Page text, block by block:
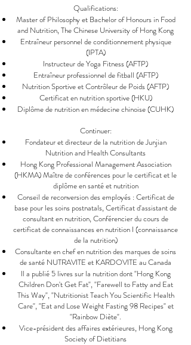
Qualifications:
Master of Philosophy et Bachelor of Honours in Food
and Nutrition, The Chinese University of Hong Kong
Entraîneur personnel de conditionnement physique
(IPTA)
Instructeur de Yoga Fitness (AFTP)
Entraîneur professionnel de fitball (AFTP)
Nutrition Sportive et Contrôleur de Poids (AFTP)
Certificat en nutrition sportive (HKU)
Diplôme de nutrition en médecine chinoise (CUHK)
Continuer:
Fondateur et directeur de la nutrition de Junjian
Nutrition and Health Consultants
Hong Kong Professional Management Association
(HKMA) Maître de conférences pour le certificat et le
diplôme en santé et nutrition
Conseil de reconversion des employés : Certificat de
base pour les soins postnatals, Certificat d'assistant de
consultant en nutrition, Conférencier du cours de
certificat de connaissances en nutrition I (connaissance
de la nutrition)
Consultante en chef en nutrition des marques de soins
de santé NUTRAVITE et KARDOVITE au Canada
Il a publié 5 livres sur la nutrition dont "Hong Kong
Children Don't Get Fat", "Farewell to Fatty and Eat
This Way", "Nutritionist Teach You Scientific Health
Care", "Eat and Lose Weight Fasting 98 Recipes" et
"Rainbow Diète".
Vice-président des affaires extérieures, Hong Kong
Society of Dietitians